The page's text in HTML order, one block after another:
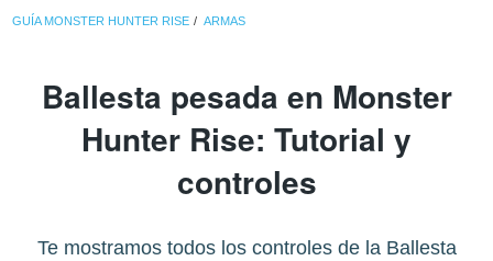
GUÍA MONSTER HUNTER RISE ARMAS
Ballesta pesada en Monster
Hunter Rise: Tutorial y
controles
Te mostramos todos los controles de la Ballesta